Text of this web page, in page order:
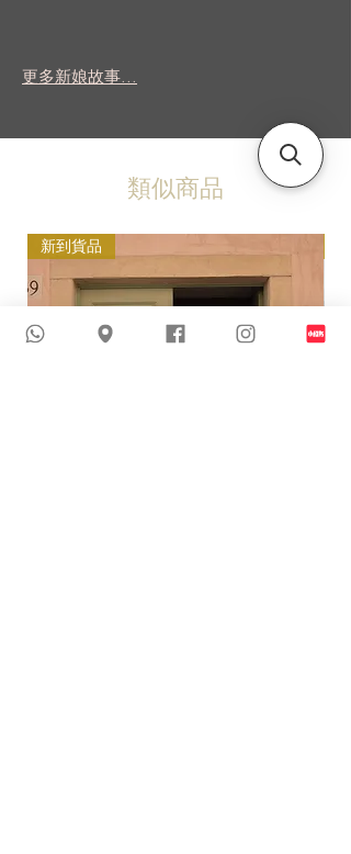
更多新娘故事...
類似商品
新到貨品